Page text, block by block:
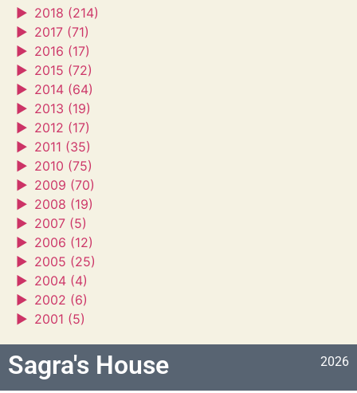
► 2018 (214)
► 2017 (71)
► 2016 (17)
► 2015 (72)
► 2014 (64)
► 2013 (19)
► 2012 (17)
► 2011 (35)
► 2010 (75)
► 2009 (70)
► 2008 (19)
► 2007 (5)
► 2006 (12)
► 2005 (25)
► 2004 (4)
► 2002 (6)
► 2001 (5)
Sagra's House 2026